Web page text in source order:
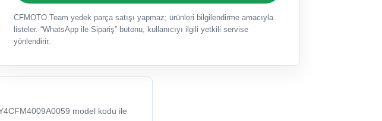
CFMOTO Team yedek parça satışı yapmaz; ürünleri bilgilendirme amacıyla
listeler. “WhatsApp ile Sipariş” butonu, kullanıcıyı ilgili yetkili servise
yönlendirir.
model kodu ile